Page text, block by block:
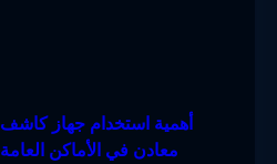
أهمية استخدام جهاز كاشف
معادن في الأماكن العامة